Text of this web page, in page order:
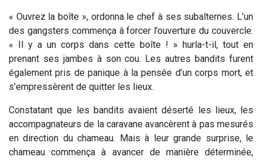
« Ouvrez la boîte », ordonna le chef à ses subalternes. L’un
des gangsters commença à forcer l’ouverture du couvercle.
« Il y a un corps dans cette boîte ! » hurla-t-il, tout en
prenant ses jambes à son cou. Les autres bandits furent
également pris de panique à la pensée d’un corps mort, et
s’empressèrent de quitter les lieux.
Constatant que les bandits avaient déserté les lieux, les
accompagnateurs de la caravane avancèrent à pas mesurés
en direction du chameau. Mais à leur grande surprise, le
chameau commença à avancer de manière déterminée,